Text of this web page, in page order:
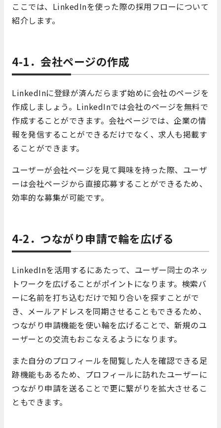
ここでは、LinkedInを使った際の採用フローについて
紹介します。
4-1．会社ページの作成
LinkedInに登録が済んだらまず始めに会社のページを
作成しましょう。LinkedInでは会社のページを無料で
作成することができます。会社ページでは、企業の情
報を発信することができるだけでなく、求人も掲載す
ることができます。
ユーザーが会社ページを見て興味を持った際、ユーザ
ーは会社ページから直接応募することができるため、
効率的な募集が可能です。
4-2．つながり申請で輪を広げる
LinkedInを活用するにあたって、ユーザー同士のネッ
トワークを広げることがポイントになります。検索バ
ーに名前を打ち込むだけで知り合いを探すことがで
き、メールアドレスを同期させることもできるため、
つながり申請機能を使い輪を広げることで、新規のユ
ーザーとの交流もおこなえるようになります。
また自分のプロフィールを閲覧した人を確認できる足
跡機能もあるため、プロフィールに訪れたユーザーに
つながり申請を送ることで更に繋がりを拡大させるこ
ともできます。